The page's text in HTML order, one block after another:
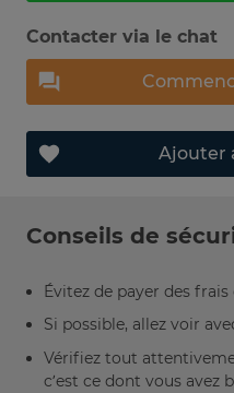
Contacter via le chat
Ajouter
Conseils de
Évitez de payer des frais
Si possible, allez voir
Vérifiez tout
c’est ce dont vous avez